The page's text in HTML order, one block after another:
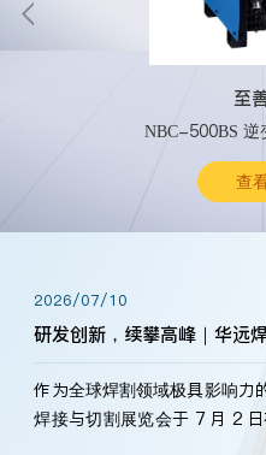
至
NBC-500BS 逆
查

2026/07/10
研发创新，续攀高峰｜华远
作为全球焊割领域极具影响力
焊接与切割展览会于 7 月 2